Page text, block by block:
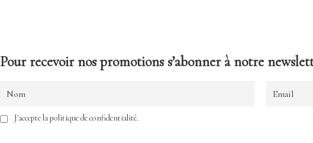
Pour recevoir nos promotions s’abonner à notre
J'accepte la politique de confidentialité.